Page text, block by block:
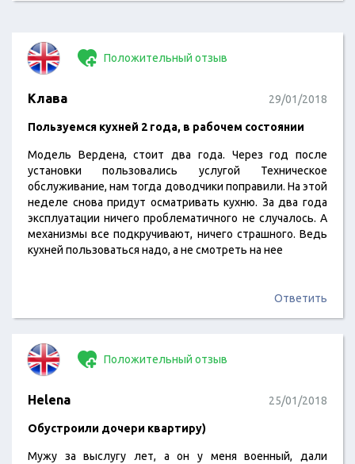
Положительный отзыв
Клава 29/01/2018
Пользуемся кухней 2 года, в рабочем состоянии
Модель Вердена, стоит два года. Через год после
установки пользовались услугой Техническое
обслуживание, нам тогда доводчики поправили. На этой
неделе снова придут осматривать кухню. За два года
эксплуатации ничего проблематичного не случалось. А
механизмы все подкручивают, ничего страшного. Ведь
кухней пользоваться надо, а не смотреть на нее
Ответить
Положительный отзыв
Helena 25/01/2018
Обустроили дочери квартиру)
Мужу за выслугу лет, а он у меня военный, дали